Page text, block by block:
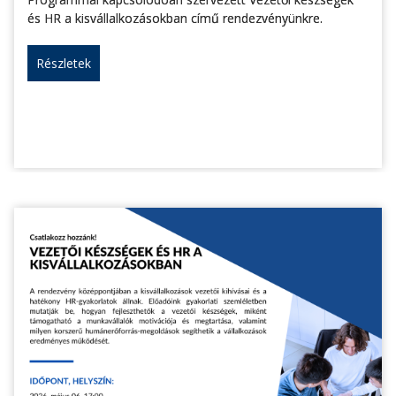
és HR a kisvállalkozásokban című rendezvényünkre.
Részletek